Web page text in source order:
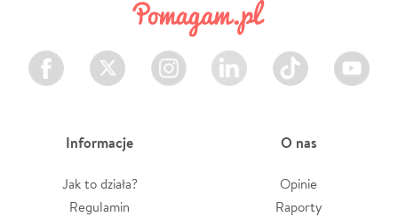
Facebook Twitter Instagram LinkedIn TikTok Youtube
Informacje
Jak to działa?
Regulamin
O nas
Opinie
Raporty